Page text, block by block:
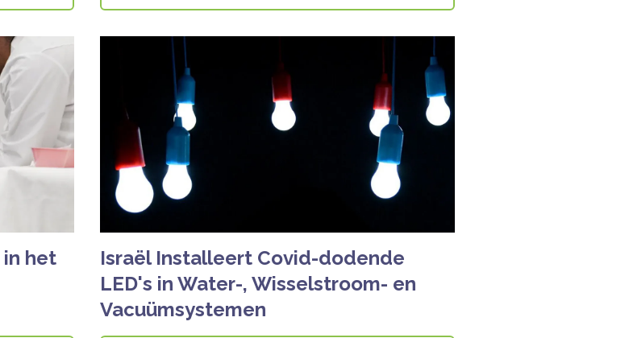
in het
Israël Installeert Covid-dodende
LED's in Water-, Wisselstroom- en
Vacuümsystemen